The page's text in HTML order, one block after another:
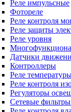
Реле импульсные
Фотореле
Реле контроля
Реле защиты
Реле уровня
Датчики
Контроллеры
Реле
Реле контроля
Регуляторы
Сетевые